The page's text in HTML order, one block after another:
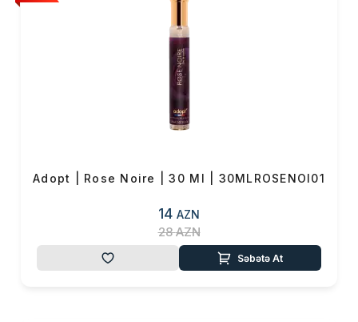
Adopt | Rose Noire | 30 Ml | 30MLROSENOI01
14 AZN
28AZN
Səbətə At